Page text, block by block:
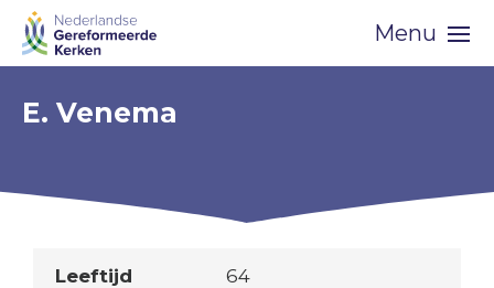
Skip
navigation
Menu
E. Venema
Leeftijd 64